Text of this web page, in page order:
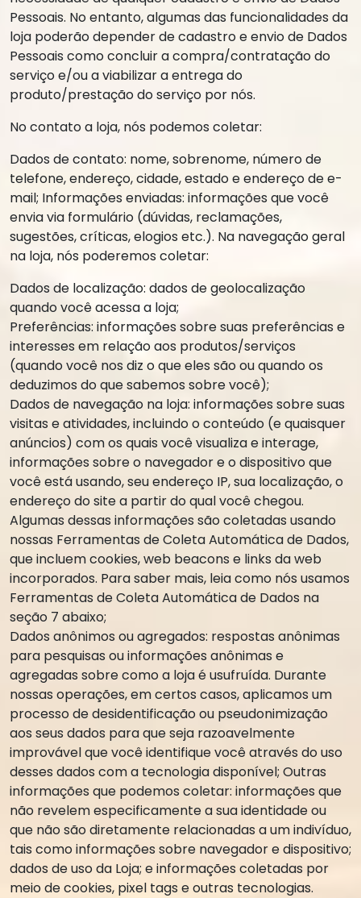
Pessoais. No entanto, algumas das funcionalidades da
loja poderão depender de cadastro e envio de Dados
Pessoais como concluir a compra/contratação do
serviço e/ou a viabilizar a entrega do
produto/prestação do serviço por nós.
No contato a loja, nós podemos coletar:
Dados de contato: nome, sobrenome, número de
telefone, endereço, cidade, estado e endereço de e-
mail; Informações enviadas: informações que você
envia via formulário (dúvidas, reclamações,
sugestões, críticas, elogios etc.). Na navegação geral
na loja, nós poderemos coletar:
Dados de localização: dados de geolocalização
quando você acessa a loja;
Preferências: informações sobre suas preferências e
interesses em relação aos produtos/serviços
(quando você nos diz o que eles são ou quando os
deduzimos do que sabemos sobre você);
Dados de navegação na loja: informações sobre suas
visitas e atividades, incluindo o conteúdo (e quaisquer
anúncios) com os quais você visualiza e interage,
informações sobre o navegador e o dispositivo que
você está usando, seu endereço IP, sua localização, o
endereço do site a partir do qual você chegou.
Algumas dessas informações são coletadas usando
nossas Ferramentas de Coleta Automática de Dados,
que incluem cookies, web beacons e links da web
incorporados. Para saber mais, leia como nós usamos
Ferramentas de Coleta Automática de Dados na
seção 7 abaixo;
Dados anônimos ou agregados: respostas anônimas
para pesquisas ou informações anônimas e
agregadas sobre como a loja é usufruída. Durante
nossas operações, em certos casos, aplicamos um
processo de desidentificação ou pseudonimização
aos seus dados para que seja razoavelmente
improvável que você identifique você através do uso
desses dados com a tecnologia disponível; Outras
informações que podemos coletar: informações que
não revelem especificamente a sua identidade ou
que não são diretamente relacionadas a um indivíduo,
tais como informações sobre navegador e dispositivo;
dados de uso da Loja; e informações coletadas por
meio de cookies, pixel tags e outras tecnologias.